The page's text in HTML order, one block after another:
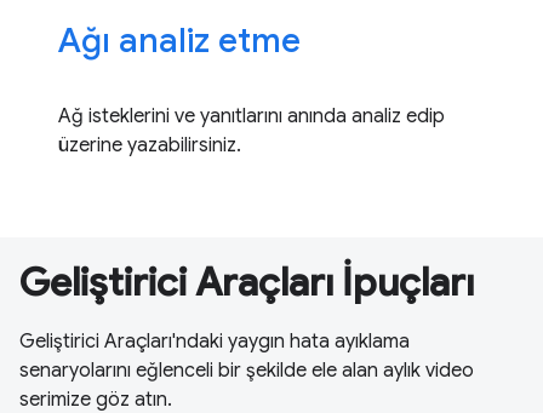
Ağı analiz etme
Ağ isteklerini ve yanıtlarını anında analiz edip
üzerine yazabilirsiniz.
Geliştirici Araçları İpuçları
Geliştirici Araçları'ndaki yaygın hata ayıklama
senaryolarını eğlenceli bir şekilde ele alan aylık video
serimize göz atın.